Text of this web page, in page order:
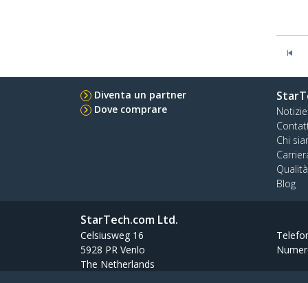
Diventa un partner
Dove comprare
Notizie
Chi
Blog
StarTech.com Ltd.
Celsiusweg 16
5928 PR Venlo
The Netherlands